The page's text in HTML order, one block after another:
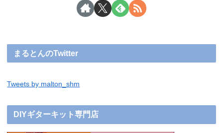
まるとんのTwitter
Tweets by malton_shm
DIYギターキット専門店